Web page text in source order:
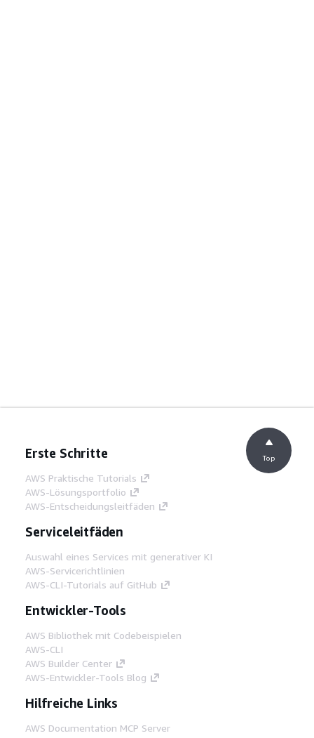
Erste Schritte
AWS Praktische Tutorials
AWS-Lösungsportfolio
AWS-Entscheidungsleitfäden
Serviceleitfäden
Auswahl eines Services mit generativer KI
AWS-Servicerichtlinien
AWS-CLI-Tutorials auf GitHub
Entwickler-Tools
AWS Bibliothek mit Codebeispielen
AWS-CLI
AWS Builder Center
AWS-Entwickler-Tools Blog
Hilfreiche Links
AWS Documentation MCP Server
Top